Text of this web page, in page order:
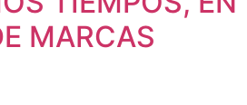
MARCAS